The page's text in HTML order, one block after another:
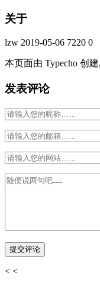
关于
lzw 2019-05-06 7220 0
本页面由 Typecho 创
发表评论
< <